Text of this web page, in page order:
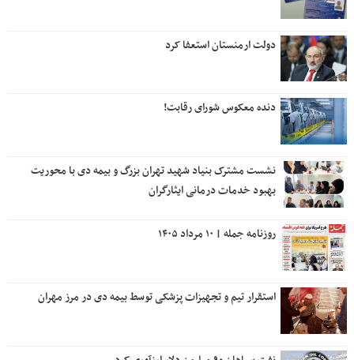
دولت ارمنستان استعفا کرد
دنده معکوس شورای رقابت!
نشست مشترک بنیاد شهید تهران بزرگ و بیمه دی با محوریت
بهبود خدمات درمانی ایثارگران
روزنامه جمله | ۱۰ مرداد ۱۴۰۵
استقرار تیم و تجهیزات پزشکی توسط بیمه دی در مرز مهران